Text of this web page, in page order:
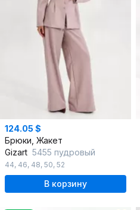
124.05 $
Брюки, Жакет
Gizart 5455 пудровый
44, 46, 48, 50, 52
В корзину